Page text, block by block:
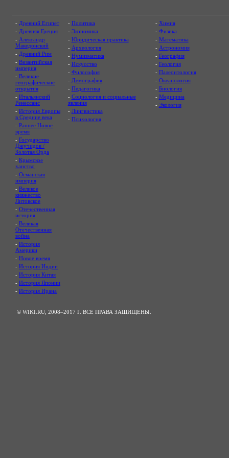
- Древний Египет
- Древняя Греция
- Александр
Македонский
- Древний Рим
- Византийская
империя
- Великие
географические
открытия
- Итальянский
Ренессанс
- История Европы
в Средние века
- Раннее Новое
время
- Государство
Джучидов /
Золотая Орда
- Крымское
ханство
- Османская
империя
- Великое
княжество
Литовское
- Отечественная
история
- Великая
Отечественная
война
- История
Америки
- Новое время
- История Индии
- История Китая
- История Японии
- История Ирана
- Политика
- Экономика
- Юридическая практика
- Археология
- Нумизматика
- Искусство
- Философия
- Демография
- Педагогика
- Социология и социальные
явления
- Лингвистика
- Психология
- Химия
- Физика
- Математика
- Астрономия
- География
- Геология
- Палеонтология
- Океанология
- Биология
- Медицина
- Экология
© WIKI.RU, 2008–2017 Г. ВСЕ ПРАВА ЗАЩИЩЕНЫ.